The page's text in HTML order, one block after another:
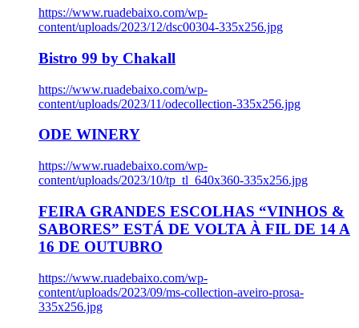
https://www.ruadebaixo.com/wp-
content/uploads/2023/12/dsc00304-335x256.jpg
Bistro 99 by Chakall
https://www.ruadebaixo.com/wp-
content/uploads/2023/11/odecollection-335x256.jpg
ODE WINERY
https://www.ruadebaixo.com/wp-
content/uploads/2023/10/tp_tl_640x360-335x256.jpg
FEIRA GRANDES ESCOLHAS “VINHOS &
SABORES” ESTÁ DE VOLTA À FIL DE 14 A
16 DE OUTUBRO
https://www.ruadebaixo.com/wp-
content/uploads/2023/09/ms-collection-aveiro-prosa-
335x256.jpg